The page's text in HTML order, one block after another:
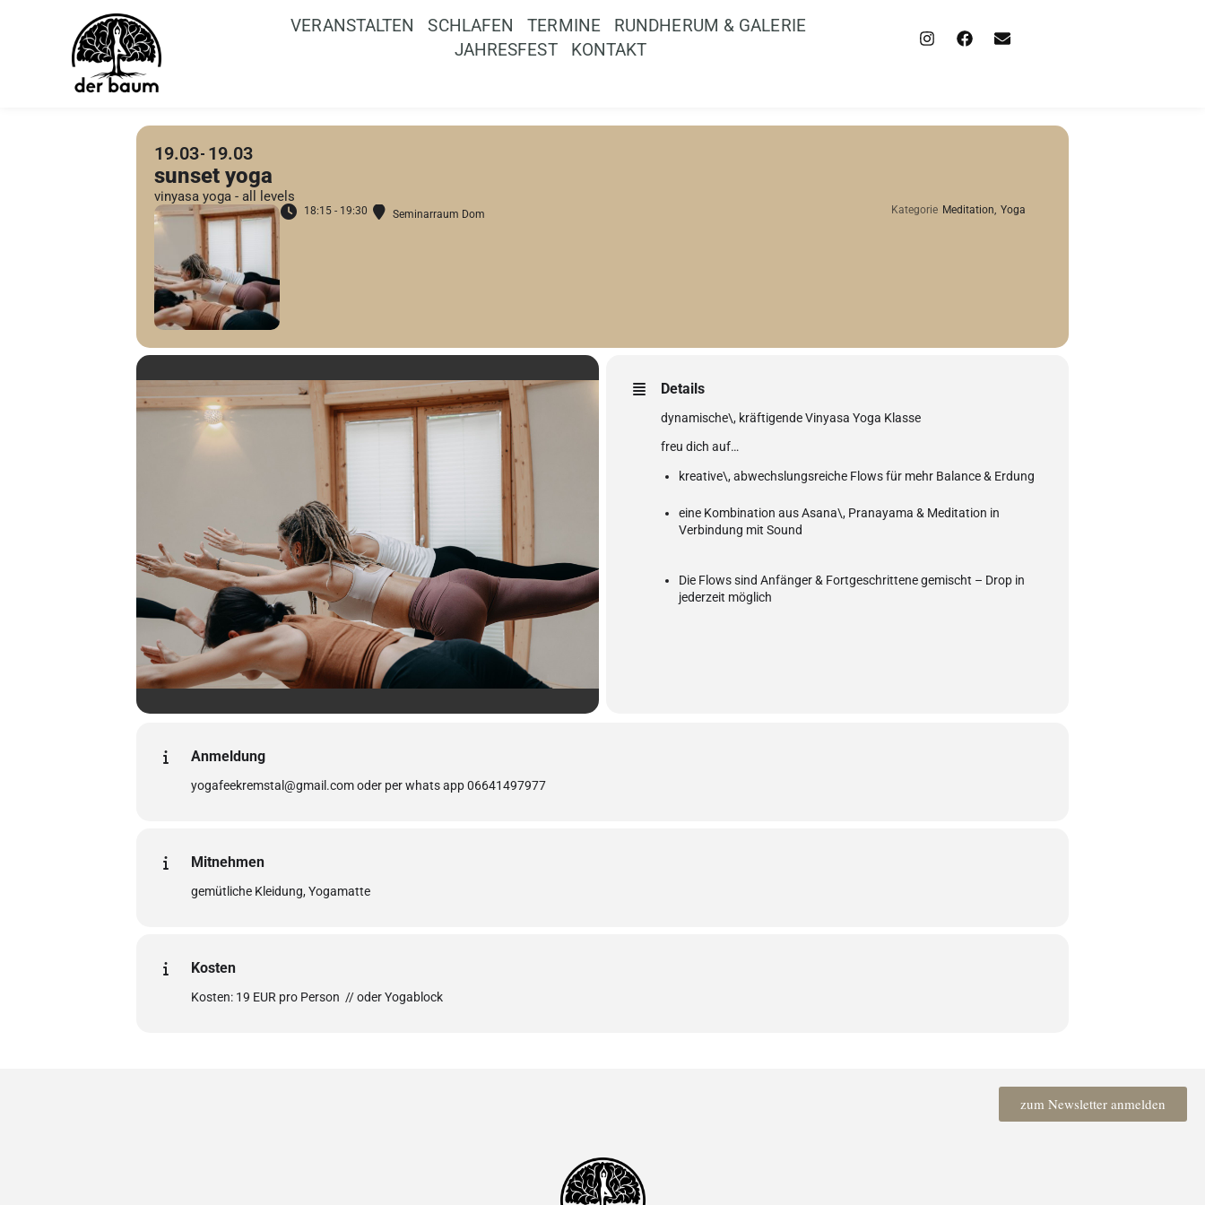
VERANSTALTEN SCHLAFEN TERMINE
RUNDHERUM & GALERIE
JAHRESFEST
KONTAKT
19.03 19.03
sunset yoga
vinyasa yoga - all levels
18:15 - 19:30 Seminarraum Dom Kategorie Meditation, Yoga
Details
dynamische\, kräftigende Vinyasa Yoga Klasse
freu dich auf…
kreative\, abwechslungsreiche Flows für mehr Balance & Erdung
eine Kombination aus Asana\, Pranayama & Meditation in
Verbindung mit Sound
Die Flows sind Anfänger & Fortgeschrittene gemischt – Drop in
jederzeit möglich
Anmeldung
yogafeekremstal@gmail.com oder per whats app 06641497977
Mitnehmen
gemütliche Kleidung, Yogamatte
Kosten
Kosten: 19 EUR pro Person // oder Yogablock
zum Newsletter anmelden